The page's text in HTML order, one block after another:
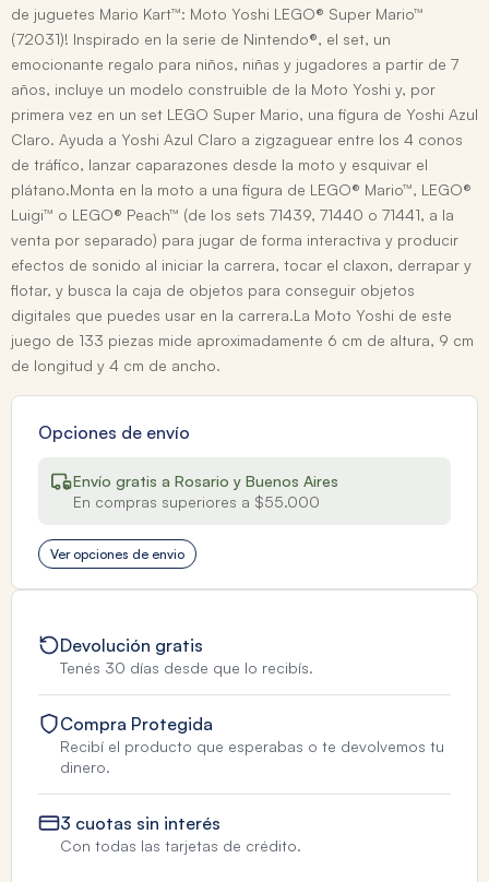
de juguetes Mario Kart™: Moto Yoshi LEGO® Super Mario™
(72031)! Inspirado en la serie de Nintendo®, el set, un
emocionante regalo para niños, niñas y jugadores a partir de 7
años, incluye un modelo construible de la Moto Yoshi y, por
primera vez en un set LEGO Super Mario, una figura de Yoshi Azul
Claro. Ayuda a Yoshi Azul Claro a zigzaguear entre los 4 conos
de tráfico, lanzar caparazones desde la moto y esquivar el
plátano.Monta en la moto a una figura de LEGO® Mario™, LEGO®
Luigi™ o LEGO® Peach™ (de los sets 71439, 71440 o 71441, a la
venta por separado) para jugar de forma interactiva y producir
efectos de sonido al iniciar la carrera, tocar el claxon, derrapar y
flotar, y busca la caja de objetos para conseguir objetos
digitales que puedes usar en la carrera.La Moto Yoshi de este
juego de 133 piezas mide aproximadamente 6 cm de altura, 9 cm
de longitud y 4 cm de ancho.
Opciones de envío
Envío gratis a Rosario y Buenos Aires
En compras superiores a $55.000
Ver opciones de envio
Devolución gratis
Tenés 30 días desde que lo recibís.
Compra Protegida
Recibí el producto que esperabas o te devolvemos tu
dinero.
3 cuotas sin interés
Con todas las tarjetas de crédito.